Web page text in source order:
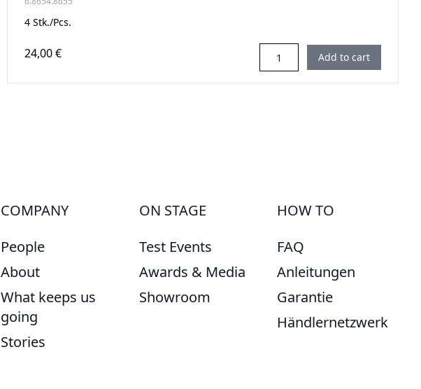
4 Stk./Pcs.
24,00 € Add to cart
COMPANY
People
About
What keeps us
going
Stories
ON STAGE
Test Events
Awards & Media
Showroom
HOW TO
FAQ
Anleitungen
Garantie
Händlernetzwerk